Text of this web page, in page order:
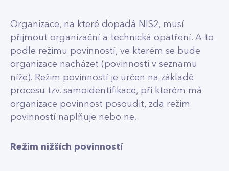
Organizace, na které dopadá NIS2, musí
přijmout organizační a technická opatření. A to
podle režimu povinností, ve kterém se bude
organizace nacházet (povinnosti v seznamu
níže). Režim povinností je určen na základě
procesu tzv. samoidentifikace, při kterém má
organizace povinnost posoudit, zda režim
povinností naplňuje nebo ne.
Režim nižších povinností